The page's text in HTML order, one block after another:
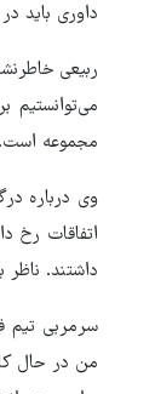
داوری باید
ربیعی
می‌توانستیم
مجموعه است.
وی درباره
اتفاقات رخ
داشتند.
سرمربی تیم
من در حال